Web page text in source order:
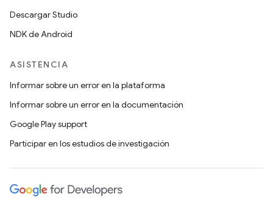
Descargar Studio
NDK de Android
ASISTENCIA
Informar sobre un error en la plataforma
Informar sobre un error en la documentación
Google Play support
Participar en los estudios de investigación